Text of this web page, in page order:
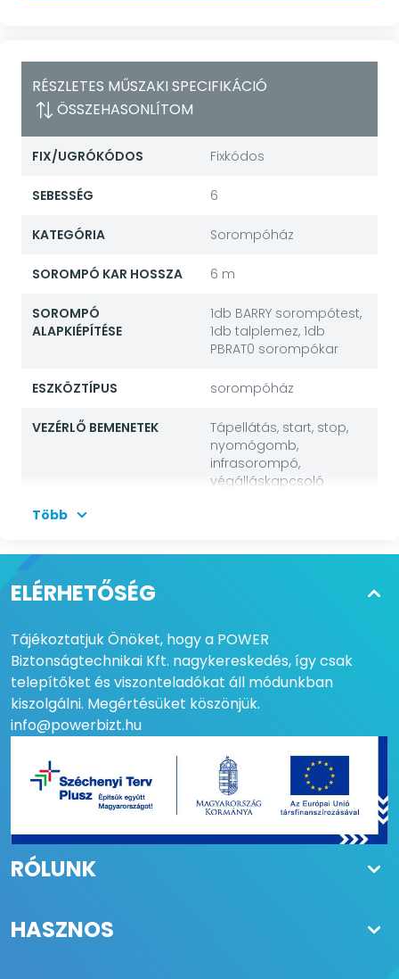
RÉSZLETES MŰSZAKI SPECIFIKÁCIÓ
ÖSSZEHASONLÍTOM
FIX/UGRÓKÓDOS Fixkódos
SEBESSÉG 6
KATEGÓRIA Sorompóház
SOROMPÓ KAR HOSSZA 6 m
SOROMPÓ
ALAPKIÉPÍTÉSE
1db BARRY sorompótest,
1db talplemez, 1db
PBRAT0 sorompókar
ESZKÖZTÍPUS sorompóház
VEZÉRLŐ BEMENETEK
Tápellátás, start, stop,
nyomógomb,
infrasorompó,
végálláskapcsoló
VEZÉRLŐ KIMENETEK
hurokérzékelő, lámpa,
vezérléssel, vevővel,
teleszkópos karral,
talplemezzel,
kiegyensúlyozó rugóval,
villogóval
NYITÁSI SZÖG 90
VEZÉRLŐEGYSÉG PBRQ01
FELHASZNÁLÁSI TERÜLET Ipari
MAX. SZÁRNY/KAR
MÉRET
HŐMÉRSÉKLET
Több
ELÉRHETŐSÉG
Tájékoztatjuk Önöket, hogy a POWER
Biztonságtechnikai Kft. nagykereskedés, így csak
telepítőket és viszonteladókat áll módunkban
kiszolgálni. Megértésüket köszönjük.
info@powerbizt.hu
RÓLUNK
HASZNOS